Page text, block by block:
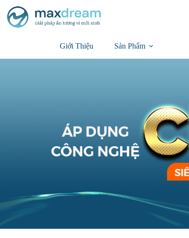
Giới Thiệu Sản Phẩm